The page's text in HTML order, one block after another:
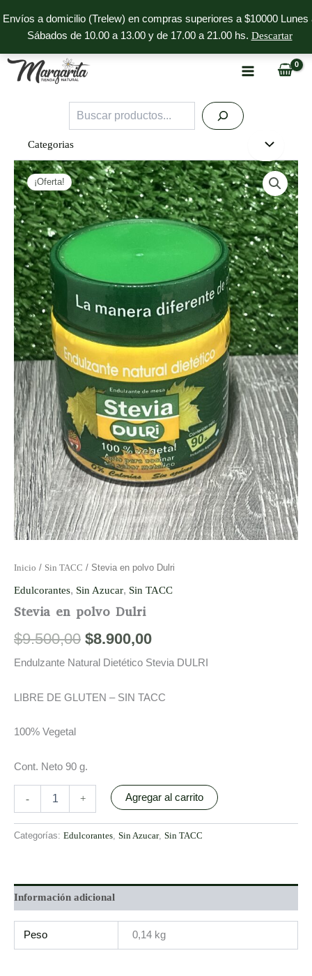
Envíos a domicilio (Trelew) en compras superiores a $10000 Lunes
Sábados de 10.00 a 13.00 y de 17.00 a 21.00 hs. Descartar
al
contenido
Buscar
Categorias
¡Oferta!
Inicio / Sin TACC / Stevia en polvo Dulri
Edulcorantes, Sin Azucar, Sin TACC
Stevia en polvo Dulri
$9.500,00
Original
price
was:
$8.900,00
Current
price
is:
$8.900,00.
Endulzante Natural Dietético Stevia DULRI
LIBRE DE GLUTEN – SIN TACC
100% Vegetal
Cont. Neto 90 g.
-
Stevia
en
polvo
Dulri
cantidad
+ Agregar al carrito
Categorías: Edulcorantes, Sin Azucar, Sin TACC
Información adicional
Peso 0,14 kg